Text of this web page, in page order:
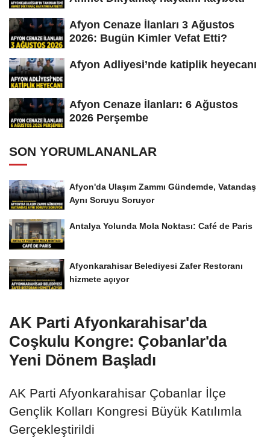
Afyon Cenaze İlanları 3 Ağustos
2026: Bugün Kimler Vefat Etti?
Afyon Adliyesi’nde katiplik heyecanı
Afyon Cenaze İlanları: 6 Ağustos
2026 Perşembe
SON YORUMLANANLAR
Afyon'da Ulaşım Zammı Gündemde, Vatandaş
Aynı Soruyu Soruyor
Antalya Yolunda Mola Noktası: Café de Paris
Afyonkarahisar Belediyesi Zafer Restoranı
hizmete açıyor
AK Parti Afyonkarahisar'da
Coşkulu Kongre: Çobanlar'da
Yeni Dönem Başladı
AK Parti Afyonkarahisar Çobanlar İlçe
Gençlik Kolları Kongresi Büyük Katılımla
Gerçekleştirildi